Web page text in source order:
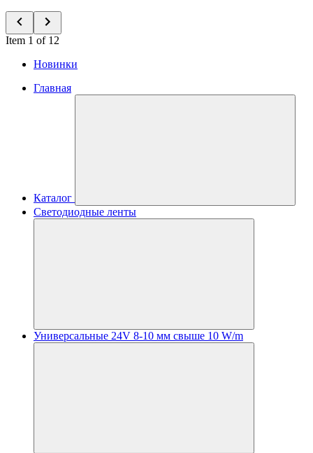
Item 1 of 12
Новинки
Главная
Каталог
Светодиодные ленты
Универсальные 24V 8-10 мм свыше 10 W/m